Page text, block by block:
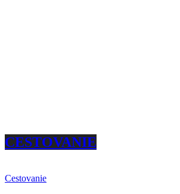
CESTOVANIE
Cestovanie